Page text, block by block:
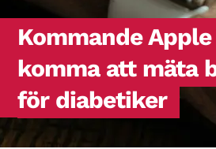
Kommande
komma att mäta
för diabetiker